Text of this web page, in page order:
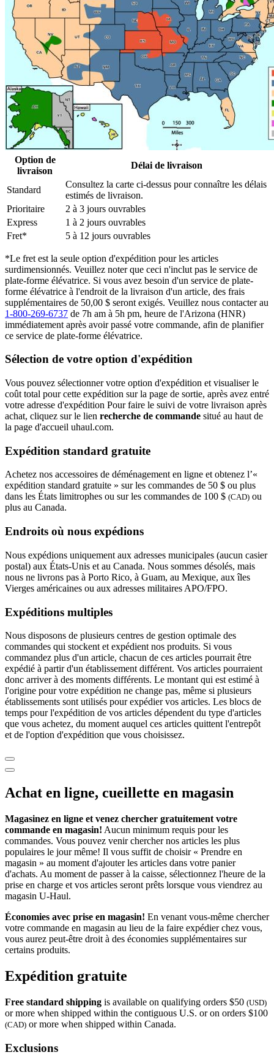
Option de
livraison
Délai de livraison
Standard
Consultez la carte ci-dessus pour connaître les délais
estimés de livraison.
Prioritaire
2 à 3 jours ouvrables
Express
1 à 2 jours ouvrables
Fret*
5 à 12 jours ouvrables
*Le fret est la seule option d'expédition pour les articles
surdimensionnés. Veuillez noter que ceci n'inclut pas le service de
plate-forme élévatrice. Si vous avez besoin d'un service de plate-
forme élévatrice à l'endroit de la livraison d'un article, des frais
supplémentaires de 50,00 $ seront exigés. Veuillez nous contacter au
1-800-269-6737 de 7h am à 5h pm, heure de l'Arizona (HNR)
immédiatement après avoir passé votre commande, afin de planifier
ce service de plate-forme élévatrice.
Sélection de votre option d'expédition
Vous pouvez sélectionner votre option d'expédition et visualiser le
coût total pour cette expédition sur la page de sortie, après avez entré
votre adresse d'expédition Pour faire le suivi de votre livraison après
achat, cliquez sur le lien recherche de commande situé au haut de
la page d'accueil uhaul.com.
Expédition standard gratuite
Achetez nos accessoires de déménagement en ligne et obtenez l’«
expédition standard gratuite » sur les commandes de 50 $ ou plus
dans les États limitrophes ou sur les commandes de 100 $ (CAD) ou
plus au Canada.
Endroits où nous expédions
Nous expédions uniquement aux adresses municipales (aucun casier
postal) aux États-Unis et au Canada. Nous sommes désolés, mais
nous ne livrons pas à Porto Rico, à Guam, au Mexique, aux îles
Vierges américaines ou aux adresses militaires APO/FPO.
Expéditions multiples
Nous disposons de plusieurs centres de gestion optimale des
commandes qui stockent et expédient nos produits. Si vous
commandez plus d'un article, chacun de ces articles pourrait être
expédié à partir d'un établissement différent. Vos articles pourraient
donc arriver à des moments différents. Le montant qui est estimé à
l'origine pour votre expédition ne change pas, même si plusieurs
établissements sont utilisés pour expédier vos articles. Les blocs de
temps pour l'expédition de vos articles dépendent du type d'articles
que vous achetez, du moment auquel ces articles quittent l'entrepôt
et de l'option d'expédition que vous choisissez.
Achat en ligne, cueillette en magasin
Magasinez en ligne et venez chercher gratuitement votre
commande en magasin! Aucun minimum requis pour les
commandes. Vous pouvez venir chercher nos articles les plus
populaires le jour même! Il vous suffit de choisir « Prendre en
magasin » au moment d'ajouter les articles dans votre panier
d'achats. Au moment de passer à la caisse, sélectionnez l'heure de la
prise en charge et vos articles seront prêts lorsque vous viendrez au
magasin U-Haul.
Économies avec prise en magasin! En venant vous-même chercher
votre commande en magasin au lieu de la faire expédier chez vous,
vous aurez peut-être droit à des économies supplémentaires sur
certains produits.
Expédition gratuite
Free standard shipping is available on qualifying orders $50 (USD)
or more when shipped within the contiguous U.S. or on orders $100
(CAD) or more when shipped within Canada.
Exclusions